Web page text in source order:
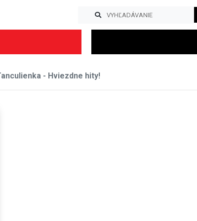
- Hviezdne hity!